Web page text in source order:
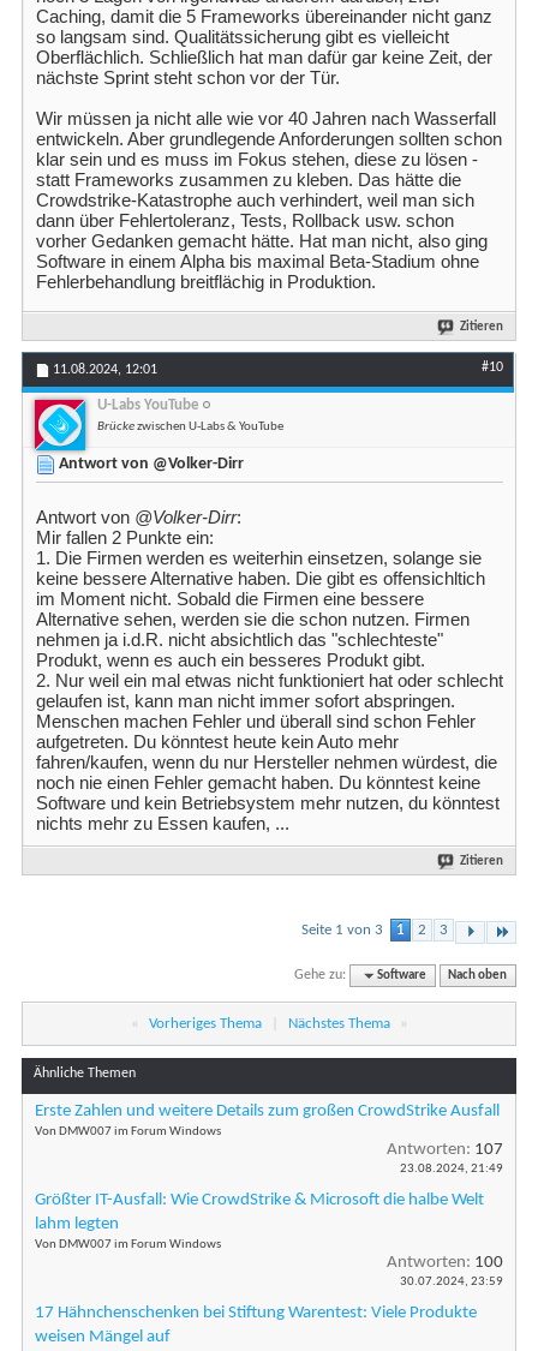
Caching, damit die 5 Frameworks übereinander nicht ganz
so langsam sind. Qualitätssicherung gibt es vielleicht
Oberflächlich. Schließlich hat man dafür gar keine Zeit, der
nächste Sprint steht schon vor der Tür.
Wir müssen ja nicht alle wie vor 40 Jahren nach Wasserfall
entwickeln. Aber grundlegende Anforderungen sollten schon
klar sein und es muss im Fokus stehen, diese zu lösen -
statt Frameworks zusammen zu kleben. Das hätte die
Crowdstrike-Katastrophe auch verhindert, weil man sich
dann über Fehlertoleranz, Tests, Rollback usw. schon
vorher Gedanken gemacht hätte. Hat man nicht, also ging
Software in einem Alpha bis maximal Beta-Stadium ohne
Fehlerbehandlung breitflächig in Produktion.
Zitieren
11.08.2024, 12:01 #10
U-Labs YouTube
Brückezwischen U-Labs & YouTube
Antwort von @Volker-Dirr
Antwort von @Volker-Dirr:
Mir fallen 2 Punkte ein:
1. Die Firmen werden es weiterhin einsetzen, solange sie
keine bessere Alternative haben. Die gibt es offensichltich
im Moment nicht. Sobald die Firmen eine bessere
Alternative sehen, werden sie die schon nutzen. Firmen
nehmen ja i.d.R. nicht absichtlich das "schlechteste"
Produkt, wenn es auch ein besseres Produkt gibt.
2. Nur weil ein mal etwas nicht funktioniert hat oder schlecht
gelaufen ist, kann man nicht immer sofort abspringen.
Menschen machen Fehler und überall sind schon Fehler
aufgetreten. Du könntest heute kein Auto mehr
fahren/kaufen, wenn du nur Hersteller nehmen würdest, die
noch nie einen Fehler gemacht haben. Du könntest keine
Software und kein Betriebsystem mehr nutzen, du könntest
nichts mehr zu Essen kaufen, ...
Zitieren
Seite 1 von 3 1 2 3
Gehe zu: Software Nach oben
« Vorheriges Thema Nächstes Thema »
Ähnliche Themen
Erste Zahlen und weitere Details zum großen CrowdStrike Ausfall
Von DMW007 im Forum Windows
Antworten: 107
23.08.2024, 21:49
Größter IT-Ausfall: Wie CrowdStrike & Microsoft die halbe Welt
lahm legten
Von DMW007 im Forum Windows
Antworten: 100
30.07.2024, 23:59
17 Hähnchenschenken bei Stiftung Warentest: Viele Produkte
weisen Mängel auf